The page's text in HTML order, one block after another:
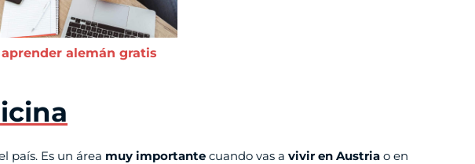
alemán gratis
país. Es un área muy importante cuando vas a vivir en Austria o en